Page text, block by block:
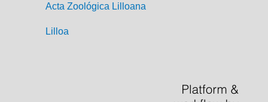
Acta Zoológica Lilloana
Lilloa